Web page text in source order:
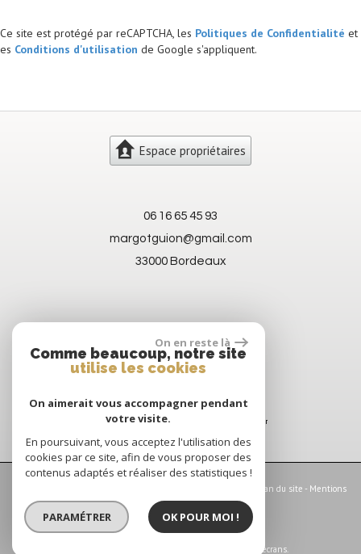
Ce site est protégé par reCAPTCHA, les Politiques de Confidentialité et
es Conditions d'utilisation de Google s'appliquent.
Espace propriétaires
06 16 65 45 93
margotguion@gmail.com
33000 Bordeaux
Plan du site - Mentions
légales-Nos honoraires-Partenaires -Admin-Politique RGPD
Site internet compatible multi-supports,
un seul site adaptable à tous les types d'écrans.
On en reste là
Comme beaucoup, notre site
utilise les cookies
On aimerait vous accompagner pendant
votre visite.
En poursuivant, vous acceptez l'utilisation des
cookies par ce site, afin de vous proposer des
contenus adaptés et réaliser des statistiques !
PARAMÉTRER OK POUR MOI !